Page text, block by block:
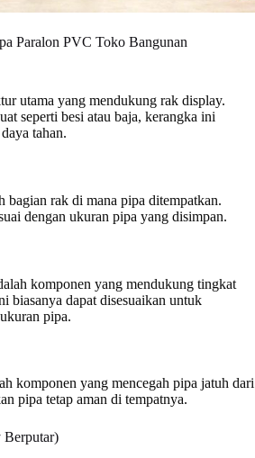
Paralon PVC Toko Bangunan
utama yang mendukung rak display.
seperti besi atau baja, kerangka ini
tahan.
bagian rak di mana pipa ditempatkan.
dengan ukuran pipa yang disimpan.
komponen yang mendukung tingkat
biasanya dapat disesuaikan untuk
pipa.
komponen yang mencegah pipa jatuh dari
pipa tetap aman di tempatnya.